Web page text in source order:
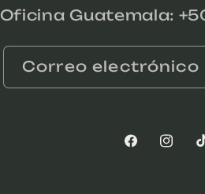
Oficina Guatemala:
Correo electrónico
Facebook